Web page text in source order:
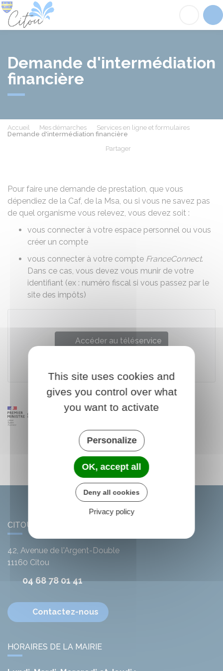
Demande d'intermédiation
financière
Accueil Mes démarches
Services en ligne et formulaires
Demande d'intermédiation financière
Partager
Pour faire une demande de prestation, que vous
dépendiez de la Caf, de la Msa, ou si vous ne savez pas
de quel organisme vous relevez, vous devez soit :
vous connecter à votre espace personnel ou vous
créer un compte
vous connecter à votre compte FranceConnect.
Dans ce cas, vous devez vous munir de votre
identifiant (ex : numéro fiscal si vous passez par le
site des impôts)
Accéder au téléservice
CITOU
42, Avenue de l'Argent-Double
11160 Citou
04 68 78 01 41
Contactez-nous
HORAIRES DE LA MAIRIE
This site uses cookies and
gives you control over what
you want to activate
Personalize
OK, accept all
Deny all cookies
Privacy policy